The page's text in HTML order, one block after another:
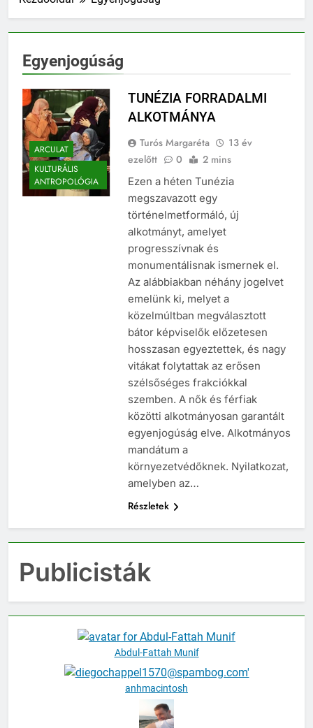
Egyenjogúság
ARCULAT
KULTURÁLIS
ANTROPOLÓGIA
TUNÉZIA FORRADALMI
ALKOTMÁNYA
Turós Margaréta
13 év
ezelőtt
0 2 mins
Ezen a héten Tunézia
megszavazott egy
történelmetformáló, új
alkotmányt, amelyet
progresszívnak és
monumentálisnak ismernek el.
Az alábbiakban néhány jogelvet
emelünk ki, melyet a
közelmúltban megválasztott
bátor képviselők előzetesen
hosszasan egyeztettek, és nagy
vitákat folytattak az erősen
szélsőséges frakciókkal
szemben. A nők és férfiak
közötti alkotmányosan garantált
egyenjogúság elve. Alkotmányos
mandátum a
környezetvédőknek. Nyilatkozat,
amelyben az…
Részletek
Publicisták
Abdul-Fattah Munif
anhmacintosh